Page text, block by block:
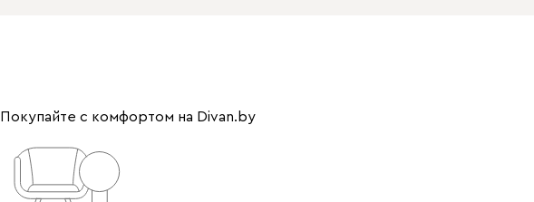
Покупайте с комфортом на Divan.by